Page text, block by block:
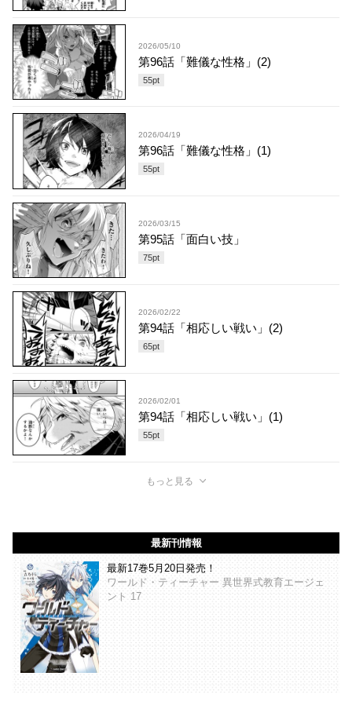
2026/05/10
第96話「難儀な性格」(2)
55pt
2026/04/19
第96話「難儀な性格」(1)
55pt
2026/03/15
第95話「面白い技」
75pt
2026/02/22
第94話「相応しい戦い」(2)
65pt
2026/02/01
第94話「相応しい戦い」(1)
55pt
もっと見る
最新刊情報
最新17巻5月20日発売！
ワールド・ティーチャー 異世界式教育エージェ
ント 17